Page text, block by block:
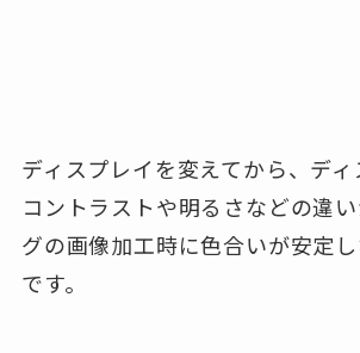
ディスプレイを変えてから、デ
コントラストや明るさなどの違
グの画像加工時に色合いが安定
です。